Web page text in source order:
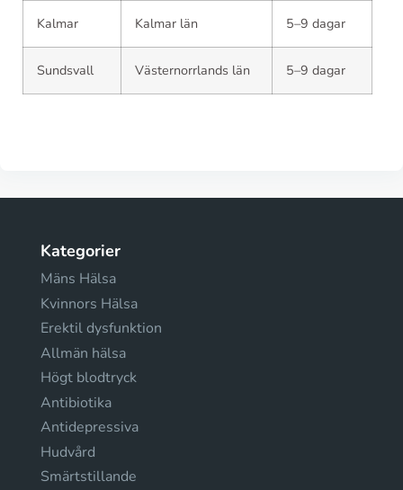
Kalmar Kalmar län 5–9 dagar
Sundsvall Västernorrlands län 5–9 dagar
Kategorier
Mäns Hälsa
Kvinnors Hälsa
Erektil dysfunktion
Allmän hälsa
Högt blodtryck
Antibiotika
Antidepressiva
Hudvård
Smärtstillande